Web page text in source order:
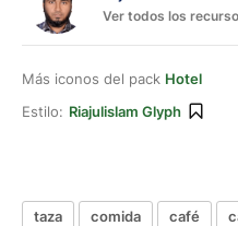
Ver todos los
Más iconos del pack Hotel
Estilo: Riajulislam Glyph
taza comida café